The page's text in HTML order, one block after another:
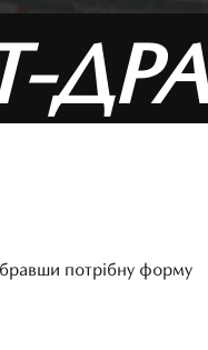
потрібну форму